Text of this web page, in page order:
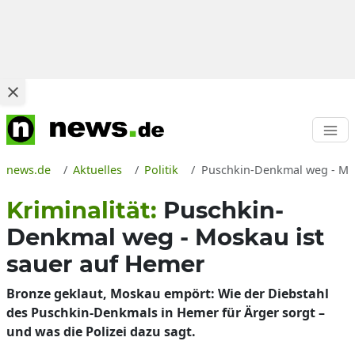
news.de Aktuelles Politik Puschkin-Denkmal weg -
Kriminalität: Puschkin-
Denkmal weg - Moskau ist
sauer auf Hemer
Bronze geklaut, Moskau empört: Wie der Diebstahl
des Puschkin-Denkmals in Hemer für Ärger sorgt –
und was die Polizei dazu sagt.